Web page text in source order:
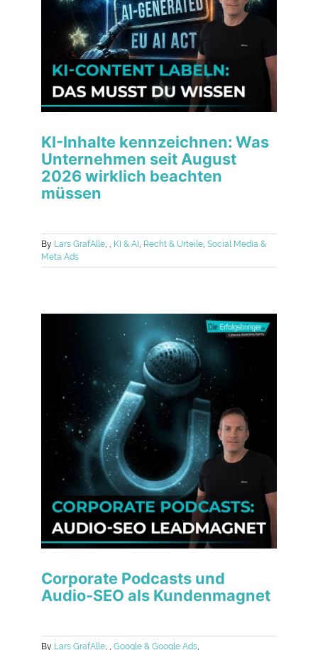
KI-Inhalte kennzeichnen: Was
Unternehmen seit August
2026 wirklich beachten
müssen
By Lars GrafAlle KI & AI Recht & Urteile ,Social Media &
Meta Ads
Corporate Podcasts und
Audio-SEO als Kundenmagnet
By Lars GrafAlle, ,Google & Google Ads,